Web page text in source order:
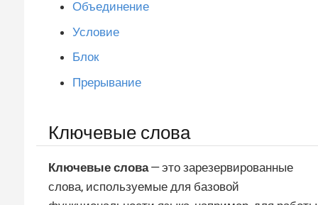
Объединение
Условие
Блок
Прерывание
Ключевые слова
Ключевые слова— это зарезервированные
слова, используемые для базовой